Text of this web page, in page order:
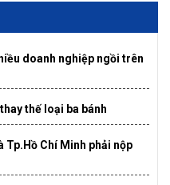
doanh nghiệp ngồi trên
thế loại ba bánh
Tp.Hồ Chí Minh phải nộp